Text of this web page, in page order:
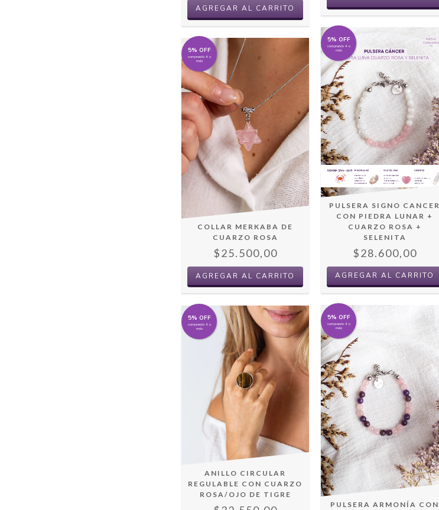
AGREGAR AL CARRITO
5% OFF
comprando 4 o
más
COLLAR MERKABA DE
CUARZO ROSA
$25.500,00
5% OFF
comprando 4 o
más
PULSERA SIGNO CANCER
CON PIEDRA LUNAR +
CUARZO ROSA +
SELENITA
$28.600,00
5% OFF
comprando 4 o
más
ANILLO CIRCULAR
REGULABLE CON CUARZO
ROSA/OJO DE TIGRE
5% OFF
comprando 4 o
más
PULSERA ARMONÍA CON